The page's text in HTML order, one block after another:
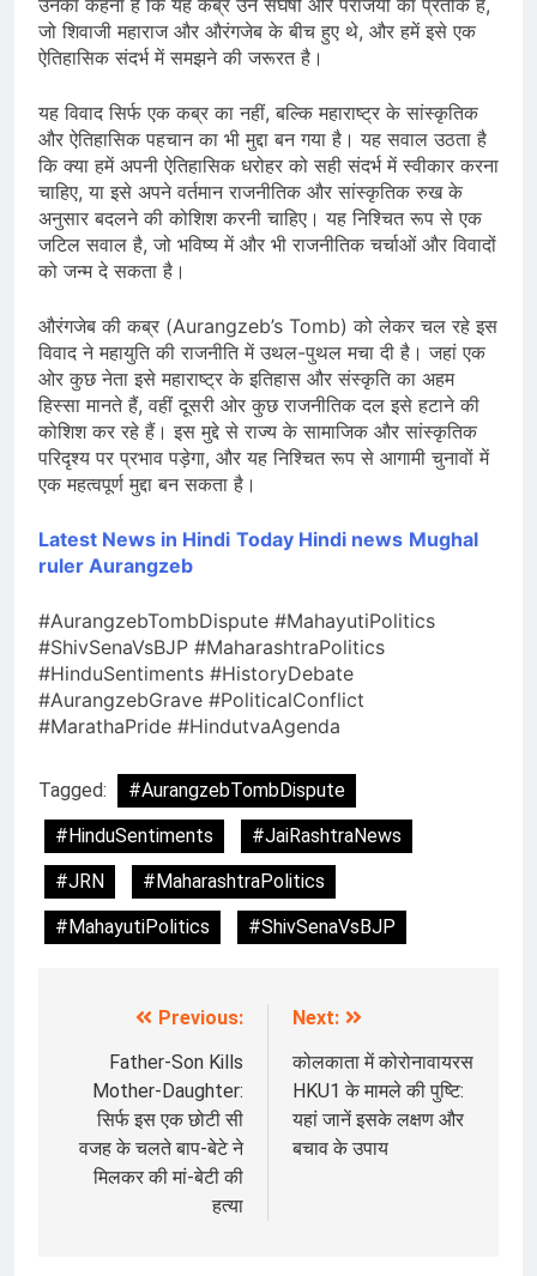
जो शिवाजी महाराज और औरंगजेब के बीच हुए थे, और हमें इसे एक
ऐतिहासिक संदर्भ में समझने की जरूरत है।
यह विवाद सिर्फ एक कब्र का नहीं, बल्कि महाराष्ट्र के सांस्कृतिक
और ऐतिहासिक पहचान का भी मुद्दा बन गया है। यह सवाल उठता है
कि क्या हमें अपनी ऐतिहासिक धरोहर को सही संदर्भ में स्वीकार करना
चाहिए, या इसे अपने वर्तमान राजनीतिक और सांस्कृतिक रुख के
अनुसार बदलने की कोशिश करनी चाहिए। यह निश्चित रूप से एक
जटिल सवाल है, जो भविष्य में और भी राजनीतिक चर्चाओं और विवादों
को जन्म दे सकता है।
औरंगजेब की कब्र (Aurangzeb’s Tomb) को लेकर चल रहे इस
विवाद ने महायुति की राजनीति में उथल-पुथल मचा दी है। जहां एक
ओर कुछ नेता इसे महाराष्ट्र के इतिहास और संस्कृति का अहम
हिस्सा मानते हैं, वहीं दूसरी ओर कुछ राजनीतिक दल इसे हटाने की
कोशिश कर रहे हैं। इस मुद्दे से राज्य के सामाजिक और सांस्कृतिक
परिदृश्य पर प्रभाव पड़ेगा, और यह निश्चित रूप से आगामी चुनावों में
एक महत्वपूर्ण मुद्दा बन सकता है।
Latest News in Hindi Today Hindi news Mughal
ruler Aurangzeb
#AurangzebTombDispute #MahayutiPolitics
#ShivSenaVsBJP #MaharashtraPolitics
#HinduSentiments #HistoryDebate
#AurangzebGrave #PoliticalConflict
#MarathaPride #HindutvaAgenda
Tagged:
#AurangzebTombDispute
#HinduSentiments
#JaiRashtraNews
#JRN
#MaharashtraPolitics
#MahayutiPolitics
#ShivSenaVsBJP
navigation
Previous:
Father-Son Kills
Mother-Daughter:
सिर्फ इस एक छोटी सी
वजह के चलते बाप-बेटे ने
मिलकर की मां-बेटी की
हत्या
Next:
कोलकाता में कोरोनावायरस
HKU1 के मामले की पुष्टि:
यहां जानें इसके लक्षण और
बचाव के उपाय